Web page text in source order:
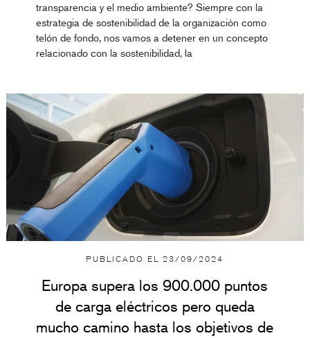
transparencia y el medio ambiente? Siempre con la
estrategia de sostenibilidad de la organización como
telón de fondo, nos vamos a detener en un concepto
relacionado con la sostenibilidad, la
PUBLICADO EL23/09/2024
Europa supera los 900.000 puntos
de carga eléctricos pero queda
mucho camino hasta los objetivos de